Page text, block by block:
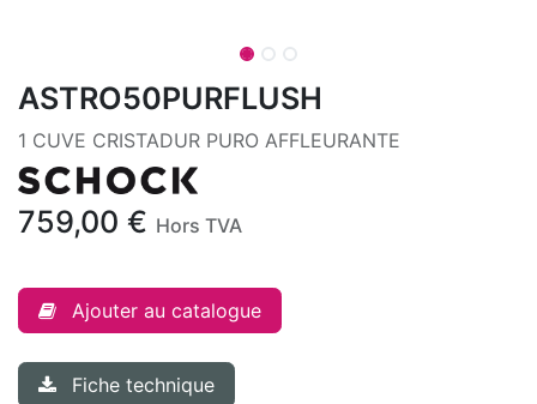
ASTRO50PURFLUSH
1 CUVE CRISTADUR PURO AFFLEURANTE
759,00 € Hors TVA
Ajouter au catalogue
Fiche technique